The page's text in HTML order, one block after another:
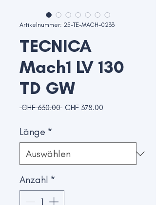
Artikelnummer: 25-TE-MACH-0233
TECNICA
Mach1 LV 130
TD GW
CHF 630.00 Standardpreis
CHF 378.00
Länge *
Anzahl *